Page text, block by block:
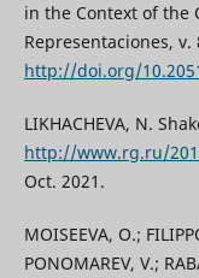
in the Context of the
Representaciones, v.
http://doi.org/
LIKHACHEVA, N.
http://www.rg.ru/
Oct. 2021.
MOISEEVA, O.;
PONOMAREV, V.;